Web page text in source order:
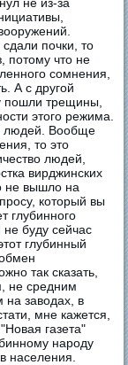
почки, то
потому что не
сомнения,
А с другой
пошли трещины,
этого режима.
людей. Вообще
то это
людей,
вирджинских
не вышло на
который вы
глубинного
не буду сейчас
глубинный
так сказать,
не средним
на заводах, в
мне кажется,
газета"
народу
населения.